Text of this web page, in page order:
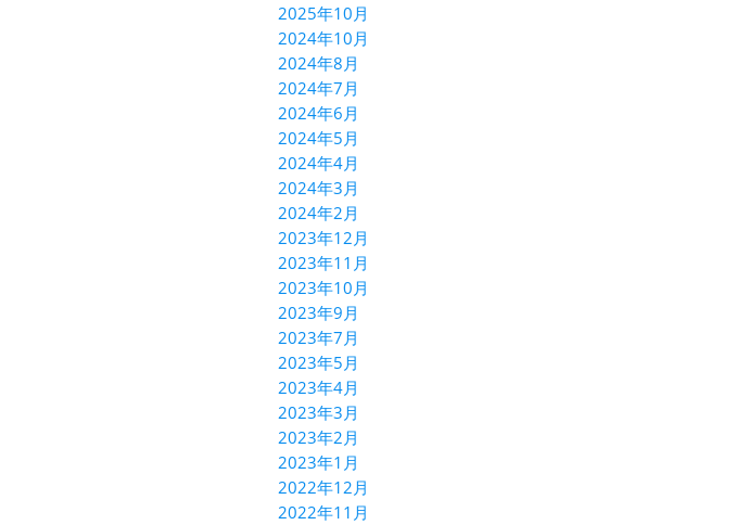
2025年10月
2024年10月
2024年8月
2024年7月
2024年6月
2024年5月
2024年4月
2024年3月
2024年2月
2023年12月
2023年11月
2023年10月
2023年9月
2023年7月
2023年5月
2023年4月
2023年3月
2023年2月
2023年1月
2022年12月
2022年11月